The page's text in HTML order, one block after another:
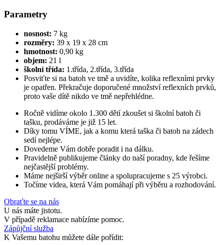
Parametry
nosnost: 7 kg
rozměry: 39 x 19 x 28 cm
hmotnost: 0,90 kg
objem: 21 l
školní třída: 1.třída, 2.třída, 3.třída
Posviťte si na batoh ve tmě a uvidíte, kolika reflexními prvky
je opatřen. Překračuje doporučené množství reflexních prvků,
proto vaše dítě nikdo ve tmě nepřehlédne.
Ročně vidíme okolo 1.300 dětí zkoušet si školní batoh či
tašku, prodáváme je již 15 let.
Díky tomu VÍME, jak a komu která taška či batoh na zádech
sedí nejlépe.
Dovedeme Vám dobře poradit i na dálku.
Pravidelně publikujeme články do naší poradny, kde řešíme
nejčastější problémy.
Máme nejširší výběr online a spolupracujeme s 25 výrobci.
Točíme videa, která Vám pomáhají při výběru a rozhodování.
Obraťte se na nás
U nás máte jistotu.
V případě reklamace nabízíme pomoc.
Zápůjční služba
K Vašemu batohu můžete dále pořídit: